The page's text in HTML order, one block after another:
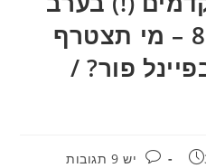
השני של העלית 8 – מי תצטרף
פור? /
תגובות:
יש 9 תגובות